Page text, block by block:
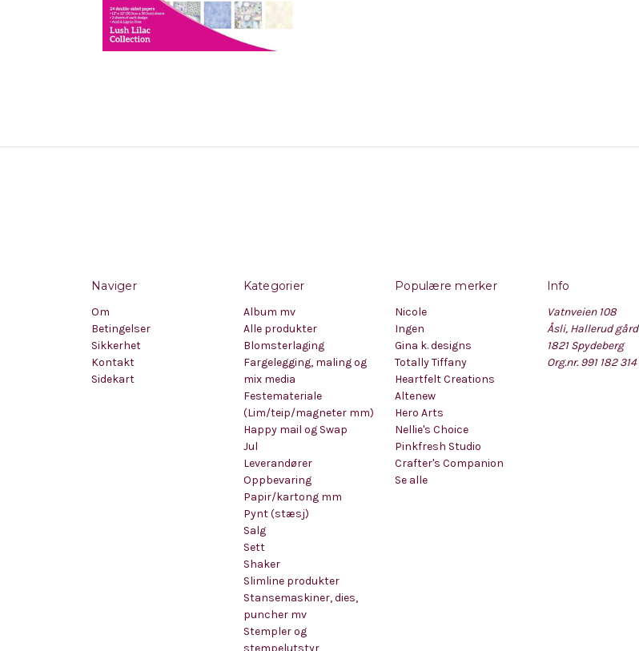
Naviger
Om
Betingelser
Sikkerhet
Kontakt
Sidekart
Kategorier
Album mv
Alle produkter
Blomsterlaging
Fargelegging, maling og
mix media
Festemateriale
(Lim/teip/magneter mm)
Happy mail og Swap
Jul
Leverandører
Oppbevaring
Papir/kartong mm
Pynt (stæsj)
Salg
Sett
Shaker
Slimline produkter
Stansemaskiner, dies,
puncher mv
Stempler og
stempelutstyr
Populære merker
Nicole
Ingen
Gina k. designs
Totally Tiffany
Heartfelt Creations
Altenew
Hero Arts
Nellie's Choice
Pinkfresh Studio
Crafter's Companion
Se alle
Info
Vatnveien 108
Åsli, Hallerud gård
1821 Spydeberg
Org.nr. 991 182 314